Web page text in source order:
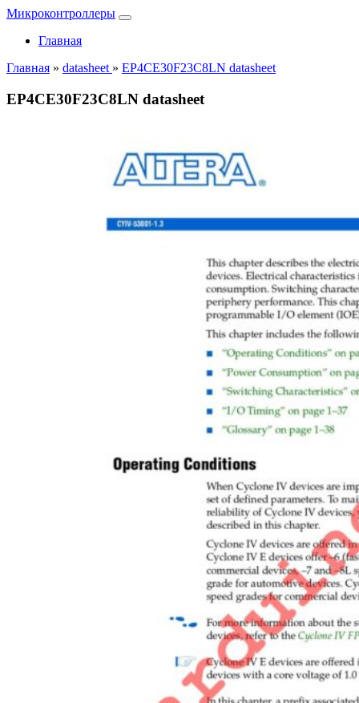
Микроконтроллеры
Главная
Главная » datasheet » EP4CE30F23C8LN datasheet
EP4CE30F23C8LN datasheet